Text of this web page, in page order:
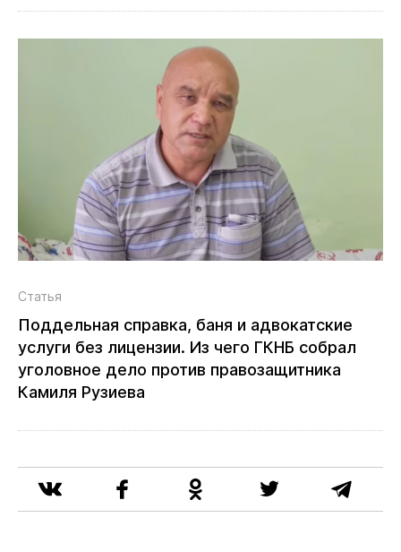
Статья
Поддельная справка, баня и адвокатские
услуги без лицензии. Из чего ГКНБ собрал
уголовное дело против правозащитника
Камиля Рузиева